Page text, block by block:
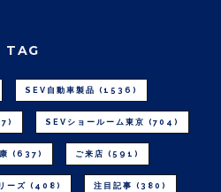
TAG
SEV自動車製品 (1536)
SEVショールーム東京 (704)
(637) ご来店 (591)
ーズ (408) 注目記事 (380)